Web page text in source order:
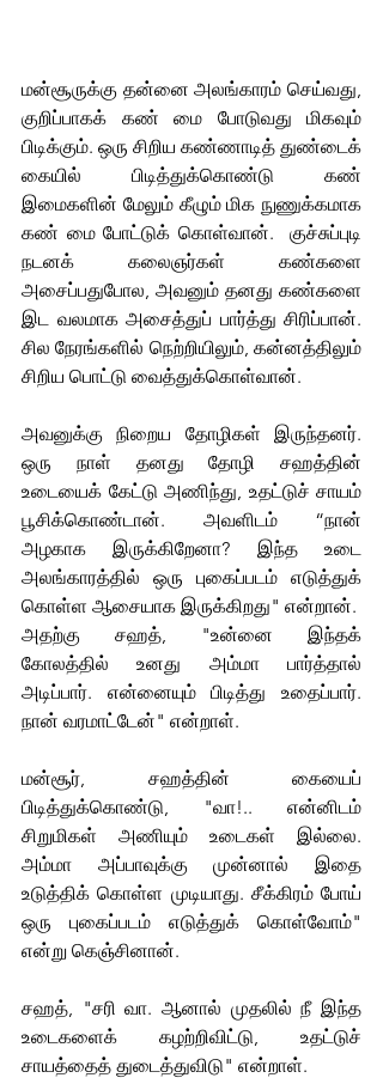
மன்சூருக்கு தன்னை அலங்காரம் செய்வது,
குறிப்பாகக் கண் மை போடுவது மிகவும்
பிடிக்கும். ஒரு சிறிய கண்ணாடித் துண்டைக்
கையில் பிடித்துக்கொண்டு கண்
இமைகளின் மேலும் கீழும் மிக நுணுக்கமாக
கண் மை போட்டுக் கொள்வான்.  குச்சுப்புடி
நடனக் கலைஞர்கள் கண்களை
அசைப்பதுபோல, அவனும் தனது கண்களை
இட வலமாக அசைத்துப் பார்த்து சிரிப்பான்.
சில நேரங்களில் நெற்றியிலும், கன்னத்திலும்
சிறிய பொட்டு வைத்துக்கொள்வான்.
அவனுக்கு நிறைய தோழிகள் இருந்தனர்.
ஒரு நாள் தனது தோழி சஹத்தின்
உடையைக் கேட்டு அணிந்து, உதட்டுச் சாயம்
பூசிக்கொண்டான். அவளிடம் “நான்
அழகாக இருக்கிறேனா? இந்த உடை
அலங்காரத்தில் ஒரு புகைப்படம் எடுத்துக்
கொள்ள ஆசையாக இருக்கிறது" என்றான்.
அதற்கு சஹத், "உன்னை இந்தக்
கோலத்தில் உனது அம்மா பார்த்தால்
அடிப்பார். என்னையும் பிடித்து உதைப்பார்.
நான் வரமாட்டேன்" என்றாள்.
மன்சூர், சஹத்தின் கையைப்
பிடித்துக்கொண்டு, "வா!.. என்னிடம்
சிறுமிகள் அணியும் உடைகள் இல்லை.
அம்மா அப்பாவுக்கு முன்னால் இதை
உடுத்திக் கொள்ள முடியாது. சீக்கிரம் போய்
ஒரு புகைப்படம் எடுத்துக் கொள்வோம்"
என்று கெஞ்சினான்.
சஹத், "சரி வா. ஆனால் முதலில் நீ இந்த
உடைகளைக் கழற்றிவிட்டு, உதட்டுச்
சாயத்தைத் துடைத்துவிடு" என்றாள்.